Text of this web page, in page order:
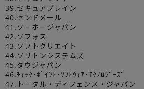
39.セキュアブレイン
40.センドメール
41.ゾーホージャパン
42.ソフォス
43.ソフトクリエイト
44.ソリトンシステムズ
45.ダウジャパン
46.ﾁｪｯｸ･ﾎﾟｲﾝﾄ･ｿﾌﾄｳｪｱ･ﾃｸﾉﾛｼﾞｰｽﾞ
47.トータル・ディフェンス・ジャパン